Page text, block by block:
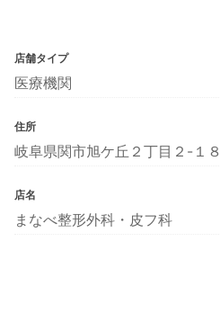
店舗タイプ
医療機関
住所
岐阜県関市旭ケ丘２丁目２-１８
店名
まなべ整形外科・皮フ科